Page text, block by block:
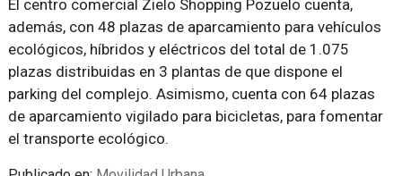
El centro comercial Zielo Shopping Pozuelo cuenta,
además, con 48 plazas de aparcamiento para vehículos
ecológicos, híbridos y eléctricos del total de 1.075
plazas distribuidas en 3 plantas de que dispone el
parking del complejo. Asimismo, cuenta con 64 plazas
de aparcamiento vigilado para bicicletas, para fomentar
el transporte ecológico.